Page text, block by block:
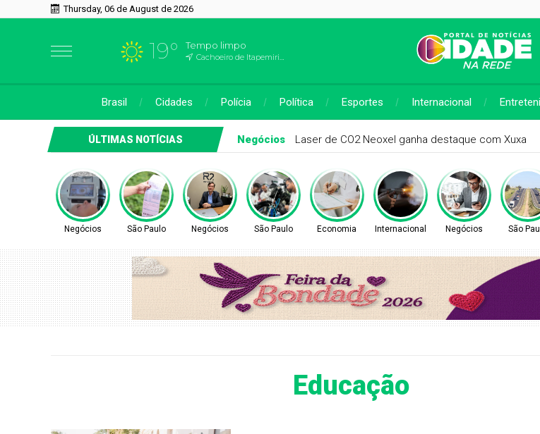
Thursday, 06 de August de 2026
19° Tempo limpo
Cachoeiro de Itapemirim, ES
Brasil Cidades Polícia Política Esportes Internacional
ÚLTIMAS NOTÍCIAS
São Paulo Comunidade de Guarulhos recebe atendimento para regularização de débitos de água
Negócios São Paulo Negócios São Paulo Economia Internacional Negócios São
Educação